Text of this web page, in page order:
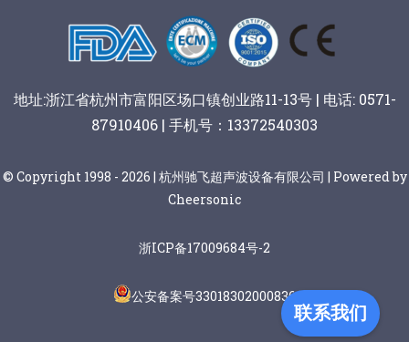
地址:浙江省杭州市富阳区场口镇创业路11-13号 | 电话: 0571-
87910406 | 手机号：13372540303
© Copyright 1998 - 2026 | 杭州驰飞超声波设备有限公司 | Powered by
Cheersonic
浙ICP备17009684号-2
公安备案号33018302000836
联系我们